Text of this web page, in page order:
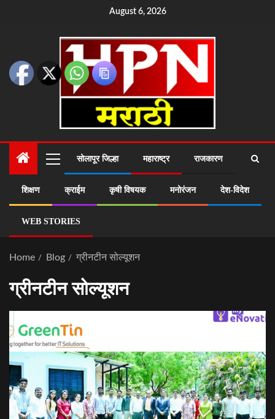
August 6, 2026
सोलापूर जिल्हा महाराष्ट्र राजकारण
शिक्षण क्राईम कृषी विषयक मनोरंजन देश-विदेश
WEB STORIES
Home Blog ग्रीनटीन सोल्यूशन
ग्रीनटीन सोल्यूशन